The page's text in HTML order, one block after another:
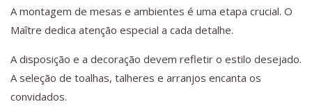
A montagem de mesas e ambientes é uma etapa crucial. O
Maître dedica atenção especial a cada detalhe.
A disposição e a decoração devem refletir o estilo desejado.
A seleção de toalhas, talheres e arranjos encanta os
convidados.